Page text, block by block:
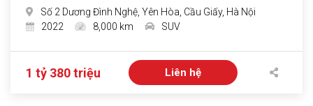
Số 2 Dương Đình Nghệ, Yên Hòa, Cầu Giấy, Hà Nội
2022
8,000 km SUV
1 tỷ 380 triệu Liên hệ